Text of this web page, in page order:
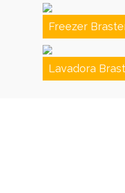
Freezer
Lavadora